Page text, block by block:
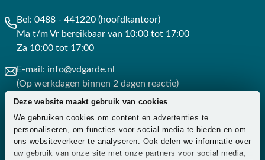
Deze website maakt gebruik van cookies
We gebruiken cookies om content en advertenties te
personaliseren, om functies voor social media te bieden en om
ons websiteverkeer te analyseren. Ook delen we informatie over
uw gebruik van onze site met onze partners voor social media,
Bel: 0488 - 441220 (hoofdkantoor)
Ma t/m Vr bereikbaar van 10:00 tot 17:00
Za 10:00 tot 17:00
E-mail: info@vdgarde.nl
(Op werkdagen binnen 2 dagen reactie)
Whatsapp: 0488441220
(Op werkdagen binnen 3 uur reactie)
Contact